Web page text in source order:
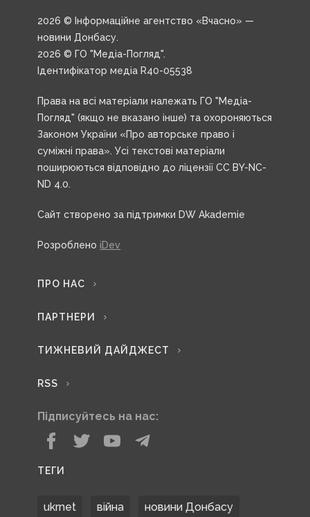
2026 © Інформаційне агентство «Вчасно» —
новини Донбасу.
2026 © ГО "Медіа-Погляд".
Ідентифікатор медіа R40-05538
Права на всі матеріали належать ГО "Медіа-
Погляд" (якщо не вказано інше) та охороняються
Законом України «Про авторське право і
суміжні права». Усі текстові матеріали
поширюються відповідно до ліцензії CC BY-NC-
ND 4.0.
Сайт створено за підтримки DW Akademie
Розроблено iDev
ПРО НАС
ПАРТНЕРИ
ТИЖНЕВИЙ ДАЙДЖЕСТ
RSS
Підписуйтесь на нас:
ТЕГИ
ukrnet війна новини Донбасу